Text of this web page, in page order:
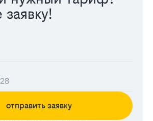
заявку!
отправить заявку